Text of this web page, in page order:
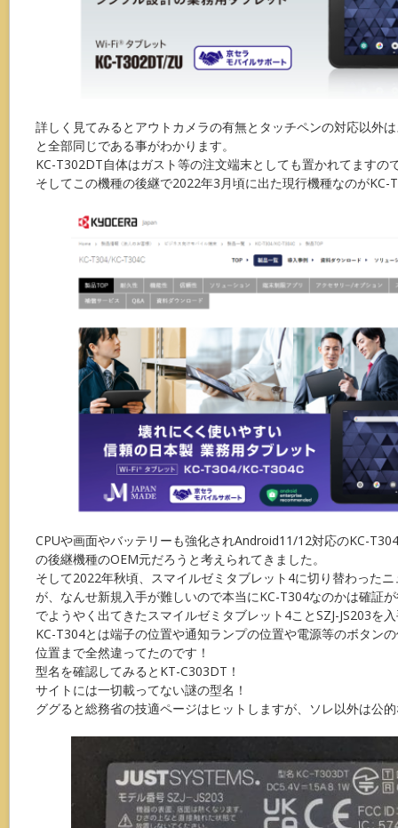
詳しく見てみるとアウトカメラの有無とタッチペンの対応以外
と全部同じである事がわかります。
KC-T302DT自体はガスト等の注文端末としても置かれてますの
そしてこの機種の後継で2022年3月頃に出た現行機種なのがKC-
CPUや画面やバッテリーも強化されAndroid11/12対応のKC-
の後継機種のOEM元だろうと考えられてきました。
そして2022年秋頃、スマイルゼミタブレット4に切り替わった
が、なんせ新規入手が難しいので本当にKC-T304なのかは確証
でようやく出てきたスマイルゼミタブレット4ことSZJ-JS203を
KC-T304とは端子の位置や通知ランプの位置や電源等のボタン
位置まで全然違ってたのです！
型名を確認してみるとKT-C303DT！
サイトには一切載ってない謎の型名！
ググると総務省の技適ページはヒットしますが、ソレ以外は公